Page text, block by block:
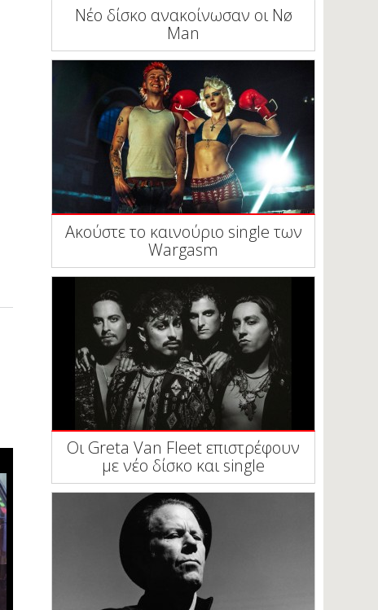
Νέο δίσκο ανακοίνωσαν οι Nø
Man
Ακούστε το καινούριο single των
Wargasm
Οι Greta Van Fleet επιστρέφουν
με νέο δίσκο και single